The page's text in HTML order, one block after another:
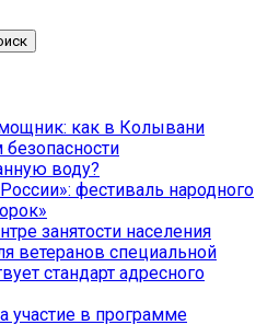
как в Колывани
воду?
фестиваль народного
занятости населения
ветеранов специальной
стандарт адресного
участие в программе